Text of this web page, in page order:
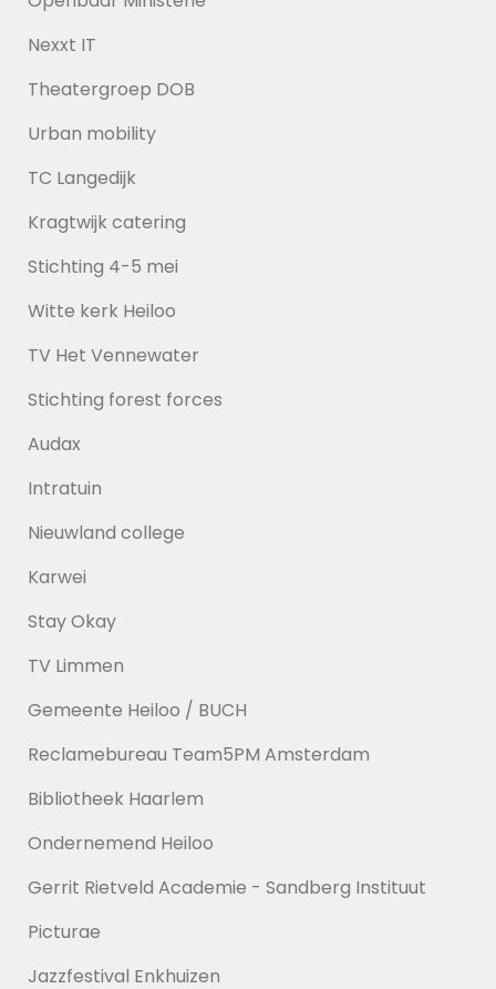
Nexxt IT
Theatergroep DOB
Urban mobility
TC Langedijk
Kragtwijk catering
Stichting 4-5 mei
Witte kerk Heiloo
TV Het Vennewater
Stichting forest forces
Audax
Intratuin
Nieuwland college
Karwei
Stay Okay
TV Limmen
Gemeente Heiloo / BUCH
Reclamebureau Team5PM Amsterdam
Bibliotheek Haarlem
Ondernemend Heiloo
Gerrit Rietveld Academie - Sandberg Instituut
Picturae
Jazzfestival Enkhuizen